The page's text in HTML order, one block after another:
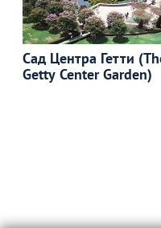
Сад Центра Гетти
Getty Center Garden)